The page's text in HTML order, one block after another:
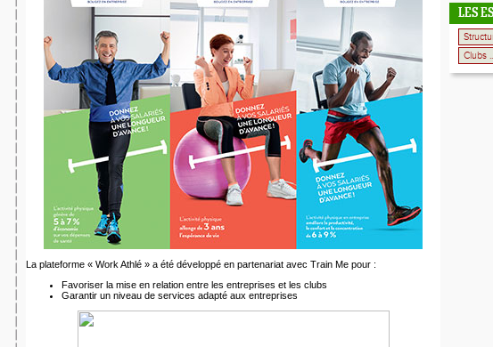
La plateforme « Work Athlé » a été développé en partenariat avec Train Me pour :
Favoriser la mise en relation entre les entreprises et les clubs
Garantir un niveau de services adapté aux entreprises
LES